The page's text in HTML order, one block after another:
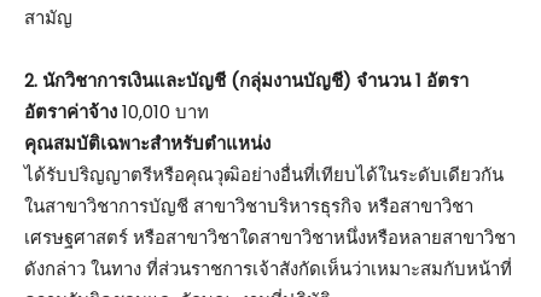
สามัญ
2. นักวิชาการเงินและบัญชี (กลุ่มงานบัญชี) จำนวน 1 อัตรา
อัตราค่าจ้าง10,010 บาท
คุณสมบัติเฉพาะสำหรับตำแหน่ง
ได้รับปริญญาตรีหรือคุณวุฒิอย่างอื่นที่เทียบได้ในระดับเดียวกัน
ในสาขาวิชาการบัญชี สาขาวิชาบริหารธุรกิจ หรือสาขาวิชา
เศรษฐศาสตร์ หรือสาขาวิชาใดสาขาวิชาหนึ่งหรือหลายสาขาวิชา
ดังกล่าว ในทาง ที่ส่วนราชการเจ้าสังกัดเห็นว่าเหมาะสมกับหน้าที่